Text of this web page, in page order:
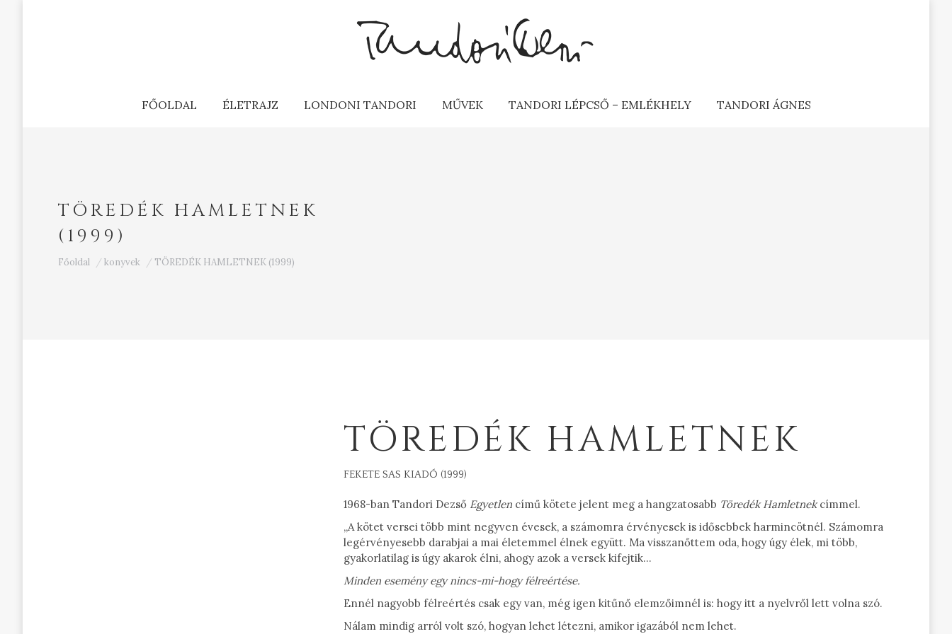
FŐOLDAL ÉLETRAJZ LONDONI TANDORI MŰVEK TANDORI LÉPCSŐ – EMLÉKHELY TANDORI ÁGNES
TÖREDÉK HAMLETNEK
(1999)
Ön itt van:
Főoldal konyvek TÖREDÉK HAMLETNEK (1999)
TÖREDÉK HAMLETNEK
FEKETE SAS KIADÓ (1999)
1968-ban Tandori Dezső Egyetlen című kötete jelent meg a hangzatosabb Töredék Hamletnekcímmel.
„A kötet versei több mint negyven évesek, a számomra érvényesek is idősebbek harmincötnél. Számomra
legérvényesebb darabjai a mai életemmel élnek együtt. Ma visszanőttem oda, hogy úgy élek, mi több,
gyakorlatilag is úgy akarok élni, ahogy azok a versek kifejtik…
Minden esemény egy nincs-mi-hogy félreértése.
Ennél nagyobb félreértés csak egy van, még igen kitűnő elemzőimnél is: hogy itt a nyelvről lett volna szó.
Nálam mindig arról volt szó, hogyan lehet létezni, amikor igazából nem lehet.